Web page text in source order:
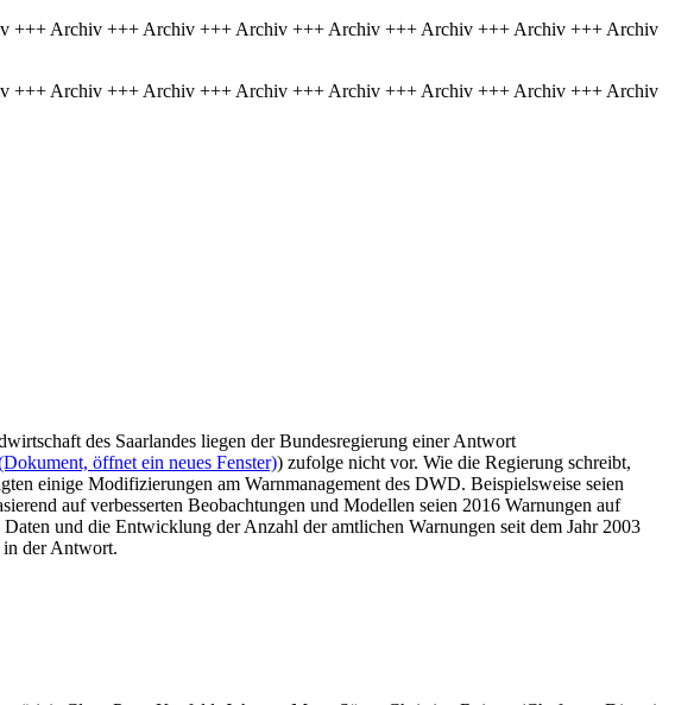
Archiv +++ Archiv +++ Archiv +++ Archiv +++ Archiv +++ Archiv +++ Archiv
Archiv +++ Archiv +++ Archiv +++ Archiv +++ Archiv +++ Archiv +++ Archiv
des Saarlandes liegen der Bundesregierung einer Antwort
öffnet ein neues Fenster)) zufolge nicht vor. Wie die Regierung schreibt,
einige Modifizierungen am Warnmanagement des DWD. Beispielsweise seien
auf verbesserten Beobachtungen und Modellen seien 2016 Warnungen auf
und die Entwicklung der Anzahl der amtlichen Warnungen seit dem Jahr 2003
in der Antwort.